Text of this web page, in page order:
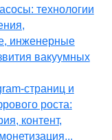
технологии
инженерные
вакуумных
страниц и
роста:
контент,